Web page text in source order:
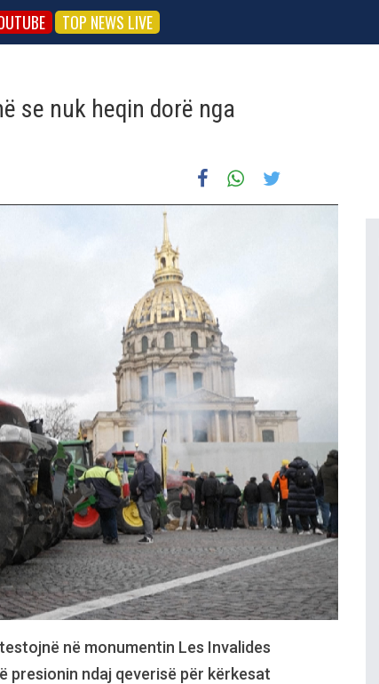
TOP NEWS LIVE
se nuk heqin dorë nga
në monumentin Les Invalides
presionin ndaj qeverisë për kërkesat